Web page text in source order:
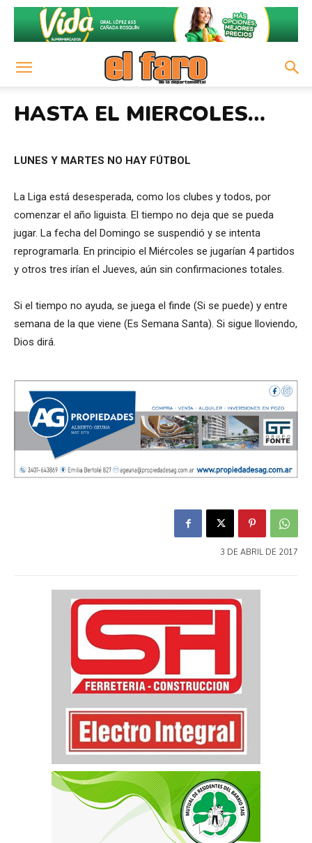
HASTA EL MIERCOLES…
LUNES Y MARTES NO HAY FÚTBOL
La Liga está desesperada, como los clubes y todos, por
comenzar el año liguista. El tiempo no deja que se pueda
jugar. La fecha del Domingo se suspendió y se intenta
reprogramarla. En principio el Miércoles se jugarían 4 partidos
y otros tres irían el Jueves, aún sin confirmaciones totales.
Si el tiempo no ayuda, se juega el finde (Si se puede) y entre
semana de la que viene (Es Semana Santa). Si sigue lloviendo,
Dios dirá.
3 DE ABRIL DE 2017